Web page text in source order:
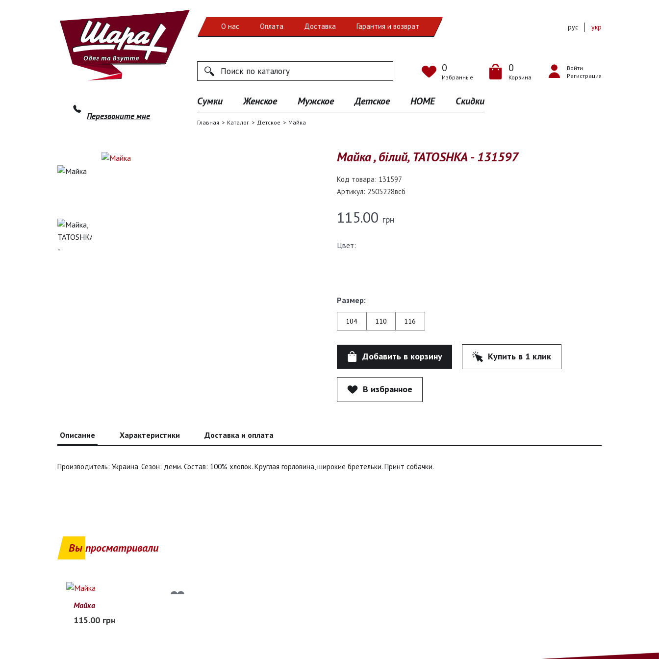
Перезвоните мне
О нас Оплата Доставка Гарантия и возврат
Поиск по каталогу
Поиск
0
Избранные
0
Корзина
Войти
Регистрация
рус укр
Сумки Женское Мужское Детское HOME Скидки
Главная Каталог Детское Майка
Майка , білий, TATOSHKA - 131597
Код товара: 131597
Артикул: 2505228всб
115.00 грн
Цвет:
Размер:
104 110 116
Добавить в корзину Купить в 1 клик
В избранное
Описание Характеристики Доставка и оплата
Производитель: Украина. Сезон: деми. Состав: 100% хлопок. Круглая горловина, широкие бретельки. Принт собачки.
Вы просматривали
Майка
115.00 грн
Заканчивается